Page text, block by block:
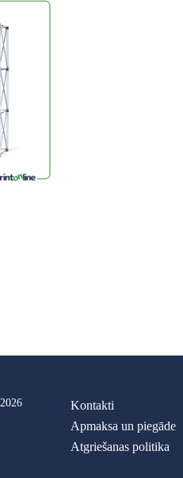
Kontakti
Apmaksa un piegāde
Atgriešanas politika